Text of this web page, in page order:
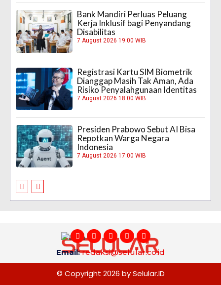
Bank Mandiri Perluas Peluang
Kerja Inklusif bagi Penyandang
Disabilitas
7 August 2026 19:00 WIB
Registrasi Kartu SIM Biometrik
Dianggap Masih Tak Aman, Ada
Risiko Penyalahgunaan Identitas
7 August 2026 18:00 WIB
Presiden Prabowo Sebut AI Bisa
Repotkan Warga Negara
Indonesia
7 August 2026 17:00 WIB
Email:redaksi@selular.co.id
© Copyright 2026 by Selular.ID